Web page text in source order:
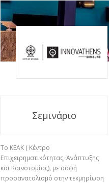
Σεμινάριο
Το ΚΕΑΚ ( Κέντρο
Επιχειρηματικότητας, Ανάπτυξης
και Καινοτομίας), με σαφή
προσανατολισμό στην τεκμηρίωση